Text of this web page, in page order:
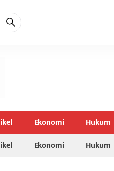
Ekonomi Hukum
Ekonomi Hukum